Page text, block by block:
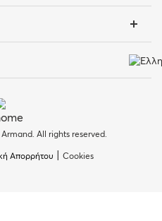
All rights reserved.
Απορρήτου Cookies